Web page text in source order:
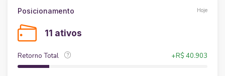
Hoje
Posicionamento
11 ativos
Retorno Total +R$ 40.903